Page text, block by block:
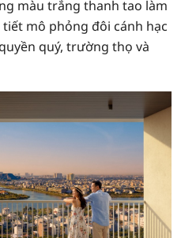
màu trắng thanh tao làm
mô phỏng đôi cánh hạc
quý, trường thọ và